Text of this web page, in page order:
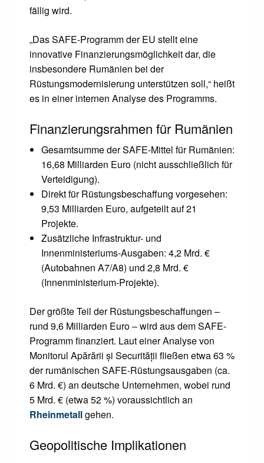
fällig wird.
„Das SAFE-Programm der EU stellt eine
innovative Finanzierungsmöglichkeit dar, die
insbesondere Rumänien bei der
Rüstungsmodernisierung unterstützen soll,“ heißt
es in einer internen Analyse des Programms.
Finanzierungsrahmen für Rumänien
Gesamtsumme der SAFE-Mittel für Rumänien:
16,68 Milliarden Euro (nicht ausschließlich für
Verteidigung).
Direkt für Rüstungsbeschaffung vorgesehen:
9,53 Milliarden Euro, aufgeteilt auf 21
Projekte.
Zusätzliche Infrastruktur- und
Innenministeriums-Ausgaben: 4,2 Mrd. €
(Autobahnen A7/A8) und 2,8 Mrd. €
(Innenministerium-Projekte).
Der größte Teil der Rüstungsbeschaffungen –
rund 9,6 Milliarden Euro – wird aus dem SAFE-
Programm finanziert. Laut einer Analyse von
Monitorul Apărării și Securității fließen etwa 63 %
der rumänischen SAFE-Rüstungsausgaben (ca.
6 Mrd. €) an deutsche Unternehmen, wobei rund
5 Mrd. € (etwa 52 %) voraussichtlich an
Rheinmetallgehen.
Geopolitische Implikationen